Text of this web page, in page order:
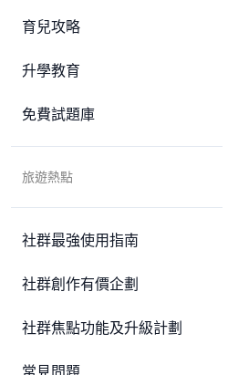
育兒攻略
升學教育
免費試題庫
旅遊熱點
社群最強使用指南
社群創作有價企劃
社群焦點功能及升級計劃
常見問題